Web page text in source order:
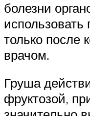
болезни
только после
врачом.
Груша
фруктозой,